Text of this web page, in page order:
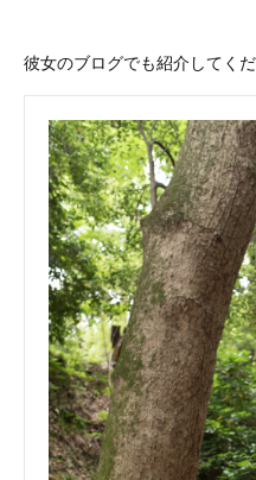
彼女のブログでも紹介してくだ